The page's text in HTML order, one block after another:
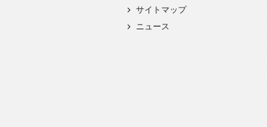
サイトマップ
ニュース